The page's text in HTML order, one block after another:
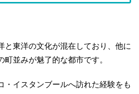
と東洋の文化が混在しており、他に
町並みが魅了的な都市です。
・イスタンブールへ訪れた経験をも